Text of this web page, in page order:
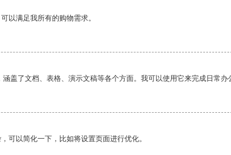
以满足我所有的购物需求。
盖了文档、表格、演示文稿等各个方面。我可以使用它来完成日常办
可以简化一下，比如将设置页面进行优化。